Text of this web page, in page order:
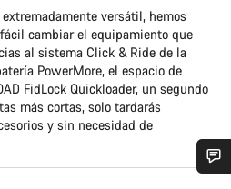
versátil, hemos
cambiar el equipamiento que
al sistema Click & Ride de la
PowerMore, el espacio de
FidLock Quickloader, un segundo
más cortas, solo tardarás
y sin necesidad de